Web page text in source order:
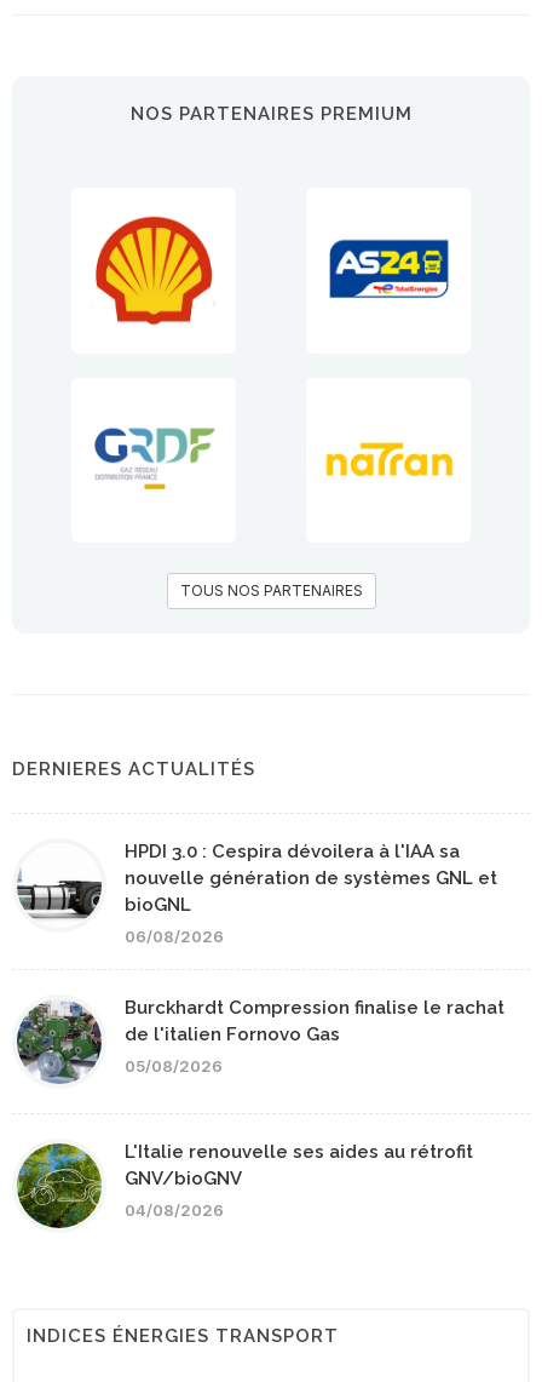
NOS PARTENAIRES PREMIUM
TOUS NOS PARTENAIRES
DERNIERES ACTUALITÉS
HPDI 3.0 : Cespira dévoilera à l'IAA sa
nouvelle génération de systèmes GNL et
bioGNL
06/08/2026
Burckhardt Compression finalise le rachat
de l'italien Fornovo Gas
05/08/2026
L'Italie renouvelle ses aides au rétrofit
GNV/bioGNV
04/08/2026
INDICES ÉNERGIES TRANSPORT